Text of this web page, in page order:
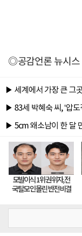
◎공감언론 뉴시스